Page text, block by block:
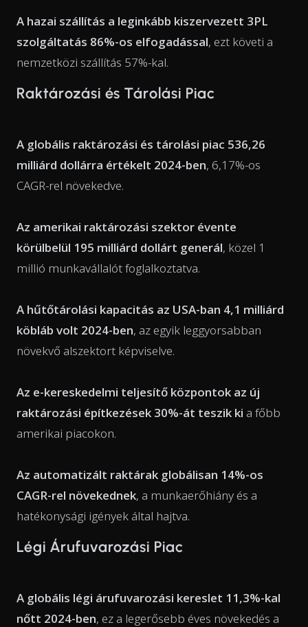
A hazai szállítás a leginkább kiszervezett 3PL
szolgáltatás 86%-os elfogadással, ezt követi a
nemzetközi szállítás 57%-kal.
Raktározási és Tárolási Piac
A globális raktározási és tárolási piac 536,26
milliárd dollárra értékelt 2024-ben, 6,17%-os
CAGR-rel növekedve.
Az amerikai raktározási szektor évente
körülbelül 195 milliárd dollárt generál, közel 1
millió munkavállalót foglalkoztatva.
A hűtőtárolási kapacitás az USA-ban 4,1 milliárd
köbláb volt 2024-ben, az egyik leggyorsabban
növekvő alszektort képviselve.
Az e-kereskedelmi teljesítő központok az új
raktározási építkezések 30%-át teszik ki a főbb
amerikai piacokon.
Az automatizált raktárak globálisan 14%-os
CAGR-rel növekednek, a munkaerőhiány és a
hatékonysági igények által hajtva.
Légi Árufuvarozási Piac
A globális légi árufuvarozási kereslet 11,3%-kal
nőtt 2024-ben, ez a legerősebb éves növekedés a